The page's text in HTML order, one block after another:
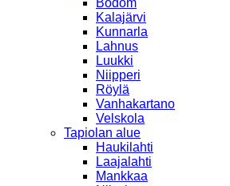
Kalajärvi
Kunnarla
Lahnus
Luukki
Niipperi
Röylä
Vanhakartano
Velskola
Tapiolan alue
Haukilahti
Laajalahti
Mankkaa